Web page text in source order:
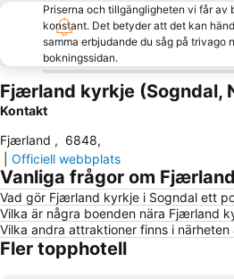
Priserna och tillgängligheten vi får av
konstant. Det betyder att det kan
samma erbjudande du såg på trivago
bokningssidan.
Fjærland kyrkje (Sogndal,
Kontakt
Fjærland , 6848,
Officiell webbplats
Vanliga frågor om
Vad gör Fjærland kyrkje i Sogndal ett
Vilka är några boenden nära Fjærland
Vilka andra attraktioner finns i
Fler topphotell